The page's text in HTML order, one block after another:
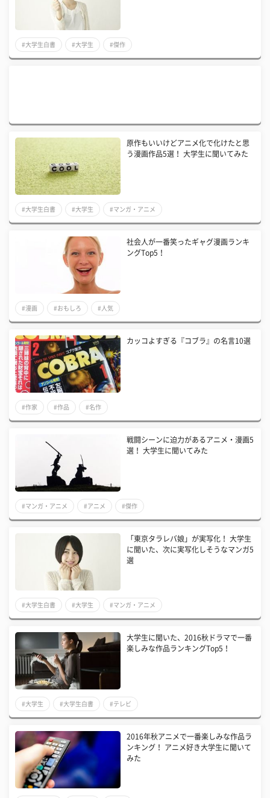
#大学生白書 #大学生 #傑作
原作もいいけどアニメ化で化けたと思
う漫画作品5選！ 大学生に聞いてみた
#大学生白書 #大学生 #マンガ・アニメ
社会人が一番笑ったギャグ漫画ランキ
ングTop5！
#漫画 #おもしろ #人気
カッコよすぎる『コブラ』の名言10選
#作家 #作品 #名作
戦闘シーンに迫力があるアニメ・漫画5
選！ 大学生に聞いてみた
#マンガ・アニメ #アニメ #傑作
「東京タラレバ娘」が実写化！ 大学生
に聞いた、次に実写化しそうなマンガ5
選
#大学生白書 #大学生 #マンガ・アニメ
大学生に聞いた、2016秋ドラマで一番
楽しみな作品ランキングTop5！
#大学生 #大学生白書 #テレビ
2016年秋アニメで一番楽しみな作品ラ
ンキング！ アニメ好き大学生に聞いて
みた